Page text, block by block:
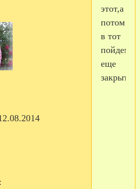
этот,а
потом
в тот
еще
закрыт